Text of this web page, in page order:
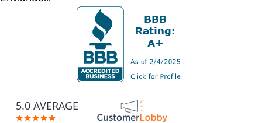
5.0 AVERAGE